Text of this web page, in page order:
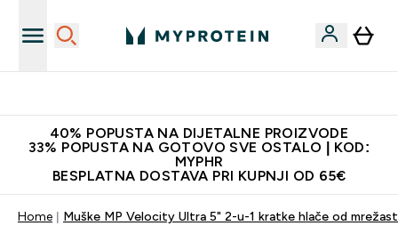
40% POPUSTA NA DIJETALNE PROIZVODE
33% POPUSTA NA GOTOVO SVE OSTALO | KOD:
MYPHR
BESPLATNA DOSTAVA PRI KUPNJI OD 65€
Home Muške MP Velocity Ultra 5" 2-u-1 kratke hlače od